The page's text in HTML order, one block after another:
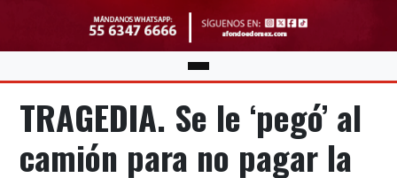
TRAGEDIA. Se le ‘pegó’ al
camión para no pagar la